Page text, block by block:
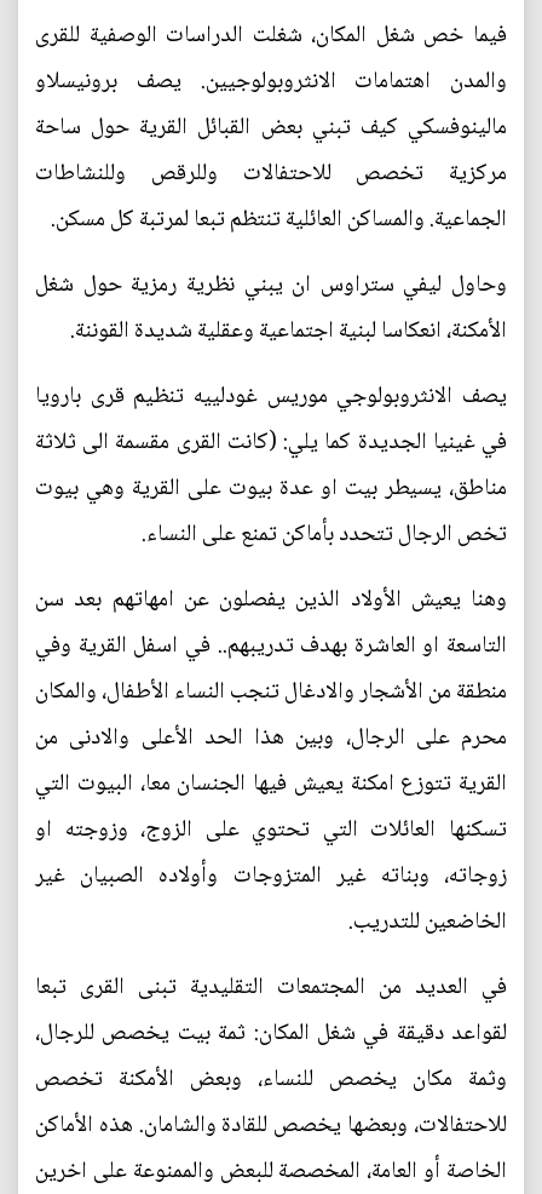
فيما خص شغل المكان، شغلت الدراسات الوصفية للقرى
والمدن اهتمامات الانثروبولوجيين. يصف برونيسلاو
مالينوفسكي كيف تبني بعض القبائل القرية حول ساحة
مركزية تخصص للاحتفالات وللرقص وللنشاطات
الجماعية. والمساكن العائلية تنتظم تبعا لمرتبة كل مسكن.
وحاول ليفي ستراوس ان يبني نظرية رمزية حول شغل
الأمكنة، انعكاسا لبنية اجتماعية وعقلية شديدة القوننة.
يصف الانثروبولوجي موريس غودلييه تنظيم قرى بارويا
في غينيا الجديدة كما يلي: (كانت القرى مقسمة الى ثلاثة
مناطق، يسيطر بيت او عدة بيوت على القرية وهي بيوت
تخص الرجال تتحدد بأماكن تمنع على النساء.
وهنا يعيش الأولاد الذين يفصلون عن امهاتهم بعد سن
التاسعة او العاشرة بهدف تدريبهم.. في اسفل القرية وفي
منطقة من الأشجار والادغال تنجب النساء الأطفال، والمكان
محرم على الرجال، وبين هذا الحد الأعلى والادنى من
القرية تتوزع امكنة يعيش فيها الجنسان معا، البيوت التي
تسكنها العائلات التي تحتوي على الزوج، وزوجته او
زوجاته، وبناته غير المتزوجات وأولاده الصبيان غير
الخاضعين للتدريب.
في العديد من المجتمعات التقليدية تبنى القرى تبعا
لقواعد دقيقة في شغل المكان: ثمة بيت يخصص للرجال،
وثمة مكان يخصص للنساء، وبعض الأمكنة تخصص
للاحتفالات، وبعضها يخصص للقادة والشامان. هذه الأماكن
الخاصة أو العامة، المخصصة للبعض والممنوعة على اخرين